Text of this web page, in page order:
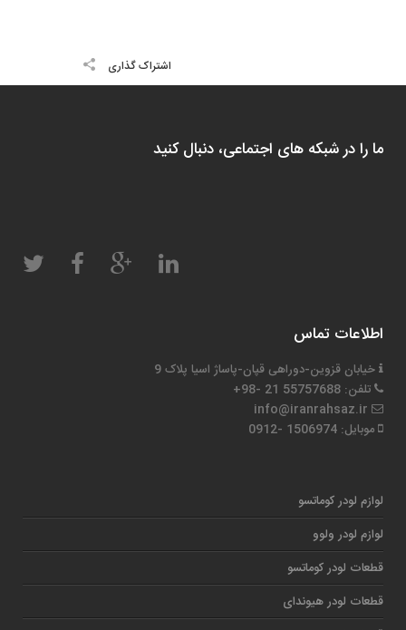
اشتراک گذاری
ما را در شبکه های اجتماعی، دنبال کنید
اطلاعات تماس
خیابان قزوین-دوراهی قپان-پاساژ اسیا پلاک 9
تلفن: 55757688 21 -98+
موبایل: 1506974 -0912
لوازم لودر کوماتسو
لوازم لودر ولوو
قطعات لودر کوماتسو
قطعات لودر هیوندای